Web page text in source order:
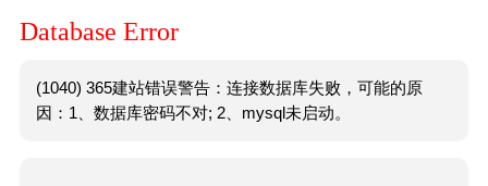
Database Error
(1040) 365建站错误警告：连接数据库失败，可能的原
因：1、数据库密码不对; 2、mysql未启动。